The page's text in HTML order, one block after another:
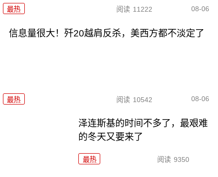
最热 阅读 11222 08-06
信息量很大！歼20越肩反杀，美西方都不淡定了
最热 阅读 10542 08-06
泽连斯基的时间不多了，最艰难
的冬天又要来了
最热 阅读 9350